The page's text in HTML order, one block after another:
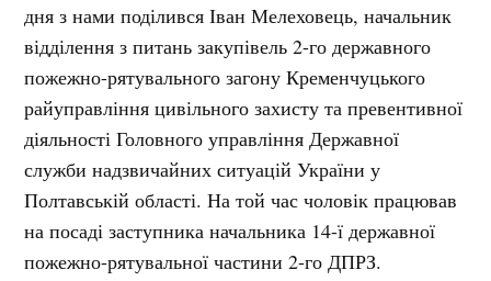
дня з нами поділився Іван Мелеховець, начальник
відділення з питань закупівель 2-го державного
пожежно-рятувального загону Кременчуцького
райуправління цивільного захисту та превентивної
діяльності Головного управління Державної
служби надзвичайних ситуацій України у
Полтавській області. На той час чоловік працював
на посаді заступника начальника 14-ї державної
пожежно-рятувальної частини 2-го ДПРЗ.